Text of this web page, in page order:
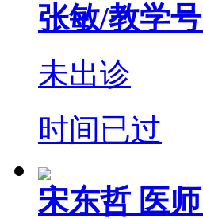
张敏/教学号
未出诊
时间已过
宋东哲 医师